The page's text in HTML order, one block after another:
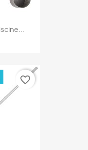
favorite_border